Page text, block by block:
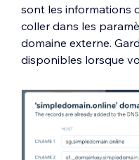
sont les informations
coller dans les
domaine externe.
disponibles lorsque